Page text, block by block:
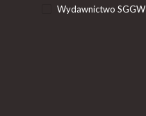
Wydawnictwo SGGW